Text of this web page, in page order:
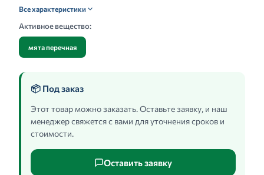
Все характеристики
Активное вещество:
мята перечная
📦 Под заказ
Этот товар можно заказать. Оставьте заявку, и наш
менеджер свяжется с вами для уточнения сроков и
стоимости.
Оставить заявку